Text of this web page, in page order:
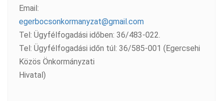
Email:
egerbocsonkormanyzat@gmail.com
Tel: Ügyfélfogadási időben: 36/483-022.
Tel: Ügyfélfogadási időn túl: 36/585-001 (Egercsehi
Közös Önkormányzati
Hivatal)